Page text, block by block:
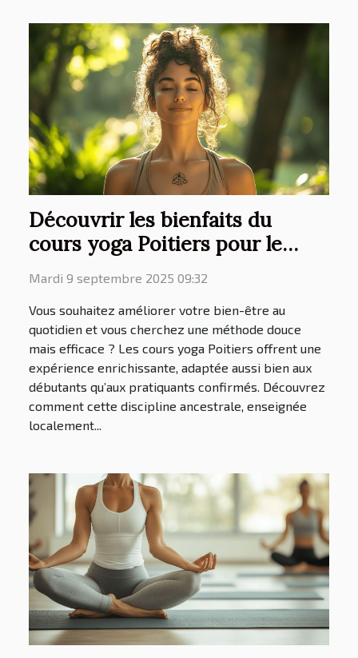
Découvrir les bienfaits du
cours yoga Poitiers pour le
bien-être quotidien
Mardi 9 septembre 2025 09:32
Vous souhaitez améliorer votre bien-être au
quotidien et vous cherchez une méthode douce
mais efficace ? Les cours yoga Poitiers offrent une
expérience enrichissante, adaptée aussi bien aux
débutants qu’aux pratiquants confirmés. Découvrez
comment cette discipline ancestrale, enseignée
localement...